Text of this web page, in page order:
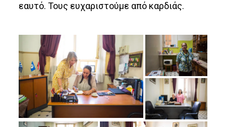
εαυτό. Τους ευχαριστούμε από καρδιάς.